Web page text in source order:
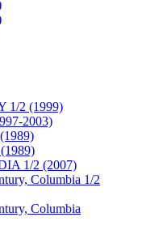
1/2 (1999)
2003)
1/2 (2007)
Columbia 1/2
Columbia